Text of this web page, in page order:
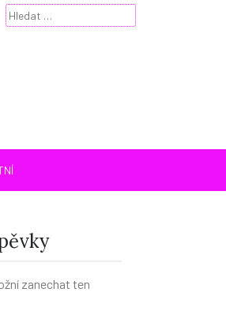
Vyhledávání
zanechat ten